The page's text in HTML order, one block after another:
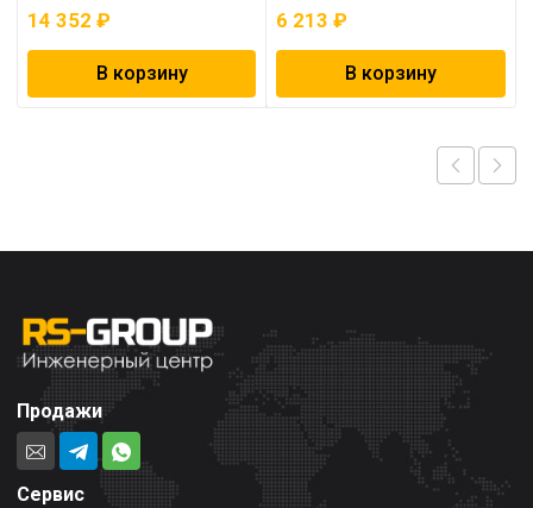
14 352 ₽
В корзину
6 213₽
В корзину
Продажи
Сервис